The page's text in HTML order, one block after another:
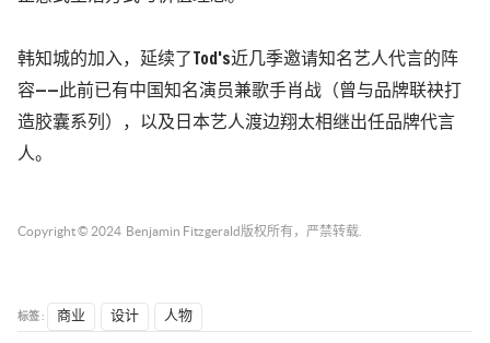
韩知城的加入，延续了Tod's近几季邀请知名艺人代言的阵
容——此前已有中国知名演员兼歌手肖战（曾与品牌联袂打
造胶囊系列），以及日本艺人渡边翔太相继出任品牌代言
人。
Copyright © 2024 Benjamin Fitzgerald 版权所有，严禁转载.
标签 : 商业 设计 人物